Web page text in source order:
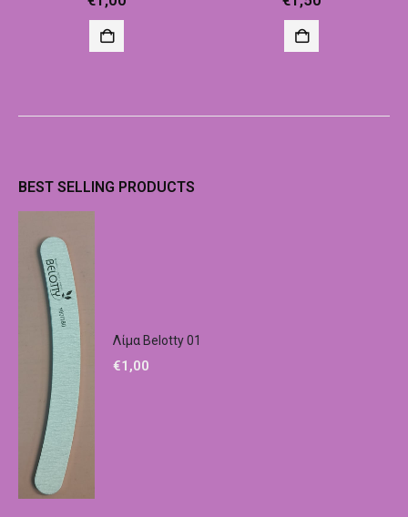
BEST SELLING PRODUCTS
Λίμα Belotty 01
€1,00